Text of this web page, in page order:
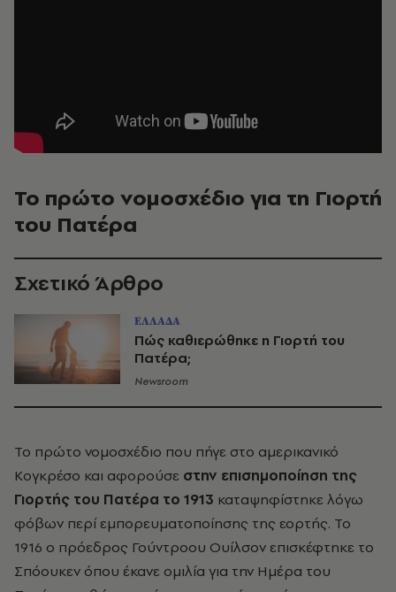
Το πρώτο νομοσχέδιο για τη Γιορτή
του Πατέρα
Σχετικό Άρθρο
ΕΛΛΑΔΑ
Πώς καθιερώθηκε η Γιορτή του
Πατέρα;
Newsroom
Το πρώτο νομοσχέδιο που πήγε στο αμερικανικό
Κογκρέσο και αφορούσε στην επισημοποίηση της
Γιορτής του Πατέρα το 1913 καταψηφίστηκε λόγω
φόβων περί εμπορευματοποίησης της εορτής. Το
1916 ο πρόεδρος Γούντροου Ουίλσον επισκέφτηκε το
Σπόουκεν όπου έκανε ομιλία για την Ημέρα του